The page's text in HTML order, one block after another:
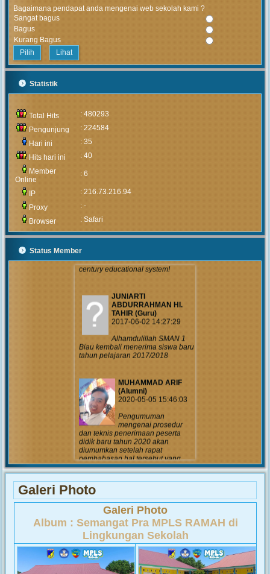
Bagaimana pendapat anda mengenai web sekolah kami ?
Sangat bagus
Bagus
Kurang Bagus
Lihat
Statistik
Total Hits
: 480293
Pengunjung
: 224584
Hari ini
: 35
Hits hari ini
: 40
Member
Online
: 6
IP
: 216.73.216.94
Proxy
: -
Browser
: Safari
Status Member
JUNIARTI
tahun pelajaran 2017/2018
MUHAMMAD ARIF
dan teknis penerimaan peserta
didik baru tahun 2020 akan
diumumkan setelah rapat
pembahasan hal tersebut yang
akan...
Get prepared to be
century educational system!
TAHIR (Guru)
2017-06-02 14:27:29
Alhamdulillah SMAN 1
Biau kembali menerima siswa baru
tahun pelajaran 2017/2018
2020-05-05 15:46:03
Pengumuman
dan teknis penerimaan peserta
didik baru tahun 2020 akan
diumumkan setelah rapat
pembahasan hal tersebut yang
akan...
MUHAMMAD ARIF
2018-12-05 10:42:02
Get prepared to be
amazed of the 21st
century educational system!
Galeri Photo
Galeri Photo
Album : Semangat Pra MPLS RAMAH di
Lingkungan Sekolah